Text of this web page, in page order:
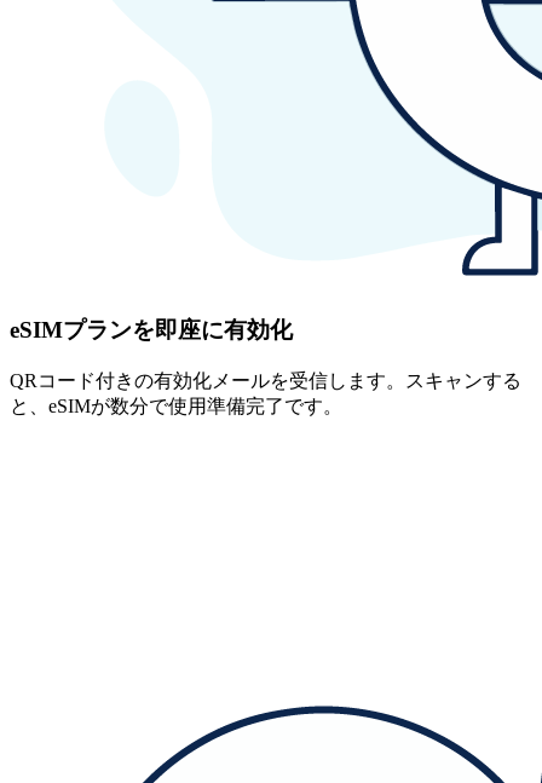
eSIMプランを即座に有効化
QRコード付きの有効化メールを受信します。スキャンする
と、eSIMが数分で使用準備完了です。